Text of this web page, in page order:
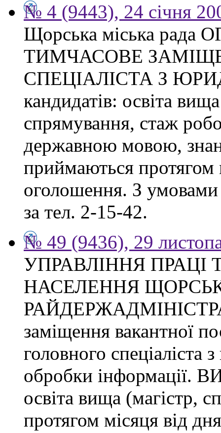
№ 4 (9443), 24 січня
Щорська міська
ТИМЧАСОВЕ
СПЕЦІАЛІСТА З
кандидатів: освіта
спрямування, стаж
державною мовою,
приймаються протягом
оголошення. З
за тел. 2-15-42.
№ 49 (9436), 29
УПРАВЛІННЯ ПРАЦІ
НАСЕЛЕННЯ
заміщення вакантної
головного спеціаліста
обробки
освіта вища (магістр,
протягом місяця від